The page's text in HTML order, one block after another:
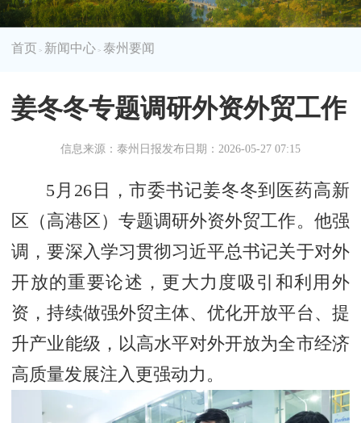
首页 > 新闻中心 >泰州要闻
姜冬冬专题调研外资外贸工作
信息来源：泰州日报发布日期：2026-05-27 07:15
5月26日，市委书记姜冬冬到医药高新
区（高港区）专题调研外资外贸工作。他强
调，要深入学习贯彻习近平总书记关于对外
开放的重要论述，更大力度吸引和利用外
资，持续做强外贸主体、优化开放平台、提
升产业能级，以高水平对外开放为全市经济
高质量发展注入更强动力。